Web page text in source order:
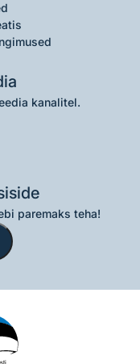
kanalitel.
paremaks teha!